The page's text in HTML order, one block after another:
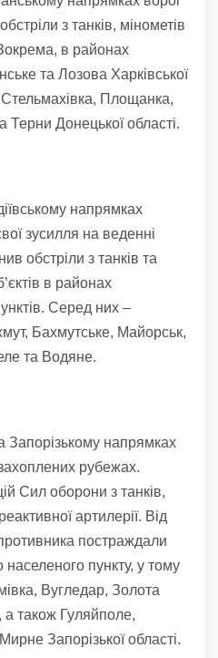
з танків, мінометів
в районах
та Лозова Харківської
Стельмахівка, Площанка,
Терни Донецької області.
напрямках
зусилля на веденні
обстріли з танків та
в районах
Серед них –
Бахмутське, Майорськ,
та Водяне.
Запорізькому напрямках
рубежах.
Сил оборони з танків,
артилерії. Від
постраждали
пункту, у тому
Вугледар, Золота
а також Гуляйполе,
Запорізької області.